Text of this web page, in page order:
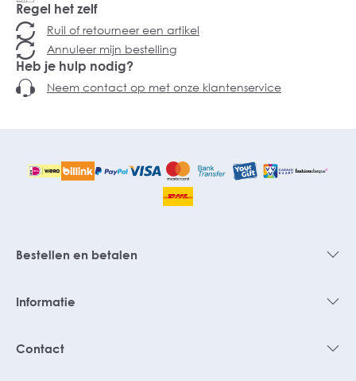
Regel het zelf
Ruil of retourneer een artikel
Annuleer mijn bestelling
Heb je hulp nodig?
Neem contact op met onze klantenservice
Bestellen en betalen
Informatie
Contact